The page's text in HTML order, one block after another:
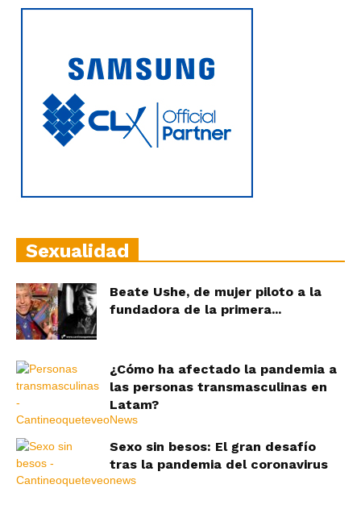
Sexualidad
Beate Ushe, de mujer piloto a la
fundadora de la primera...
¿Cómo ha afectado la pandemia a
las personas transmasculinas en
Latam?
Sexo sin besos: El gran desafío
tras la pandemia del coronavirus